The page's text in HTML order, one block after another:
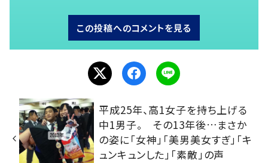
この投稿へのコメントを見る
平成25年、高1女子を持ち上げる
中1男子。 その13年後…まさか
の姿に「女神」「美男美女すぎ」「キ
ュンキュンした」「素敵」の声